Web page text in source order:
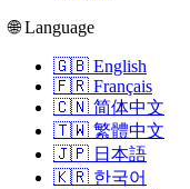
🌐 Language
🇬🇧 English
🇫🇷 Français
🇨🇳 简体中文
🇹🇼 繁體中文
🇯🇵 日本語
🇰🇷 한국어